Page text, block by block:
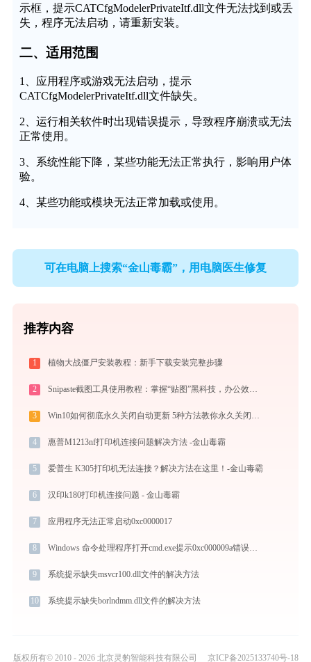
示框，提示CATCfgModelerPrivateItf.dll文件无法找到或丢
失，程序无法启动，请重新安装。
二、适用范围
1、应用程序或游戏无法启动，提示
CATCfgModelerPrivateItf.dll文件缺失。
2、运行相关软件时出现错误提示，导致程序崩溃或无法
正常使用。
3、系统性能下降，某些功能无法正常执行，影响用户体
验。
4、某些功能或模块无法正常加载或使用。
可在电脑上搜索“金山毒霸”，用电脑医生修复
推荐内容
1 植物大战僵尸安装教程：新手下载安装完整步骤
2 Snipaste截图工具使用教程：掌握“贴图”黑科技，办公效率翻倍
3 Win10如何彻底永久关闭自动更新 5种方法教你永久关闭win10自动更新
4 惠普M1213nf打印机连接问题解决方法 -金山毒霸
5 爱普生 K305打印机无法连接？解决方法在这里！-金山毒霸
6 汉印k180打印机连接问题 - 金山毒霸
7 应用程序无法正常启动0xc0000017
8 Windows 命令处理程序打开cmd.exe提示0xc000009a错误码怎么办
9 系统提示缺失msvcr100.dll文件的解决方法
10 系统提示缺失borlndmm.dll文件的解决方法
版权所有© 2010 - 2026 北京灵豹智能科技有限公司 京ICP备2025133740号-18